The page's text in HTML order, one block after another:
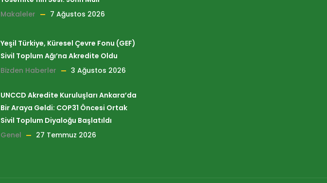
Makaleler
7 Ağustos 2026
Yeşil Türkiye, Küresel Çevre Fonu (GEF)
Sivil Toplum Ağı’na Akredite Oldu
Bizden Haberler
3 Ağustos 2026
UNCCD Akredite Kuruluşları Ankara’da
Bir Araya Geldi: COP31 Öncesi Ortak
Sivil Toplum Diyaloğu Başlatıldı
Genel
27 Temmuz 2026